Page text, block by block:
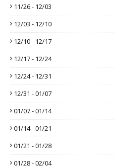
11/26 - 12/03
12/03 - 12/10
12/10 - 12/17
12/17 - 12/24
12/24 - 12/31
12/31 - 01/07
01/07 - 01/14
01/14 - 01/21
01/21 - 01/28
01/28 - 02/04